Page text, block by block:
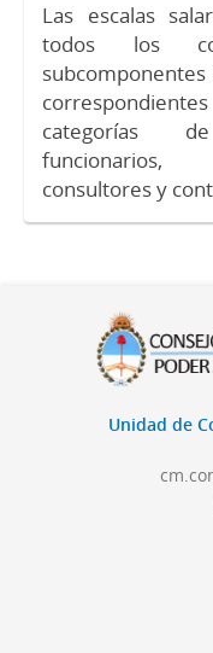
Las escalas
todos los
categorías
consultores y
Unidad de